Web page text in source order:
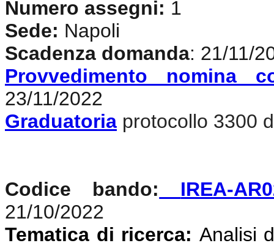
Numero assegni: 1
Sede: Napoli
Scadenza domanda: 21/11/
Provvedimento nomina
23/11/2022
Graduatoria protocollo 3300
Codice bando:
IREA-
21/10/2022
Tematica di ricerca: Analisi